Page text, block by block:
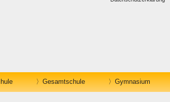
Gesamtschule Gymnasium